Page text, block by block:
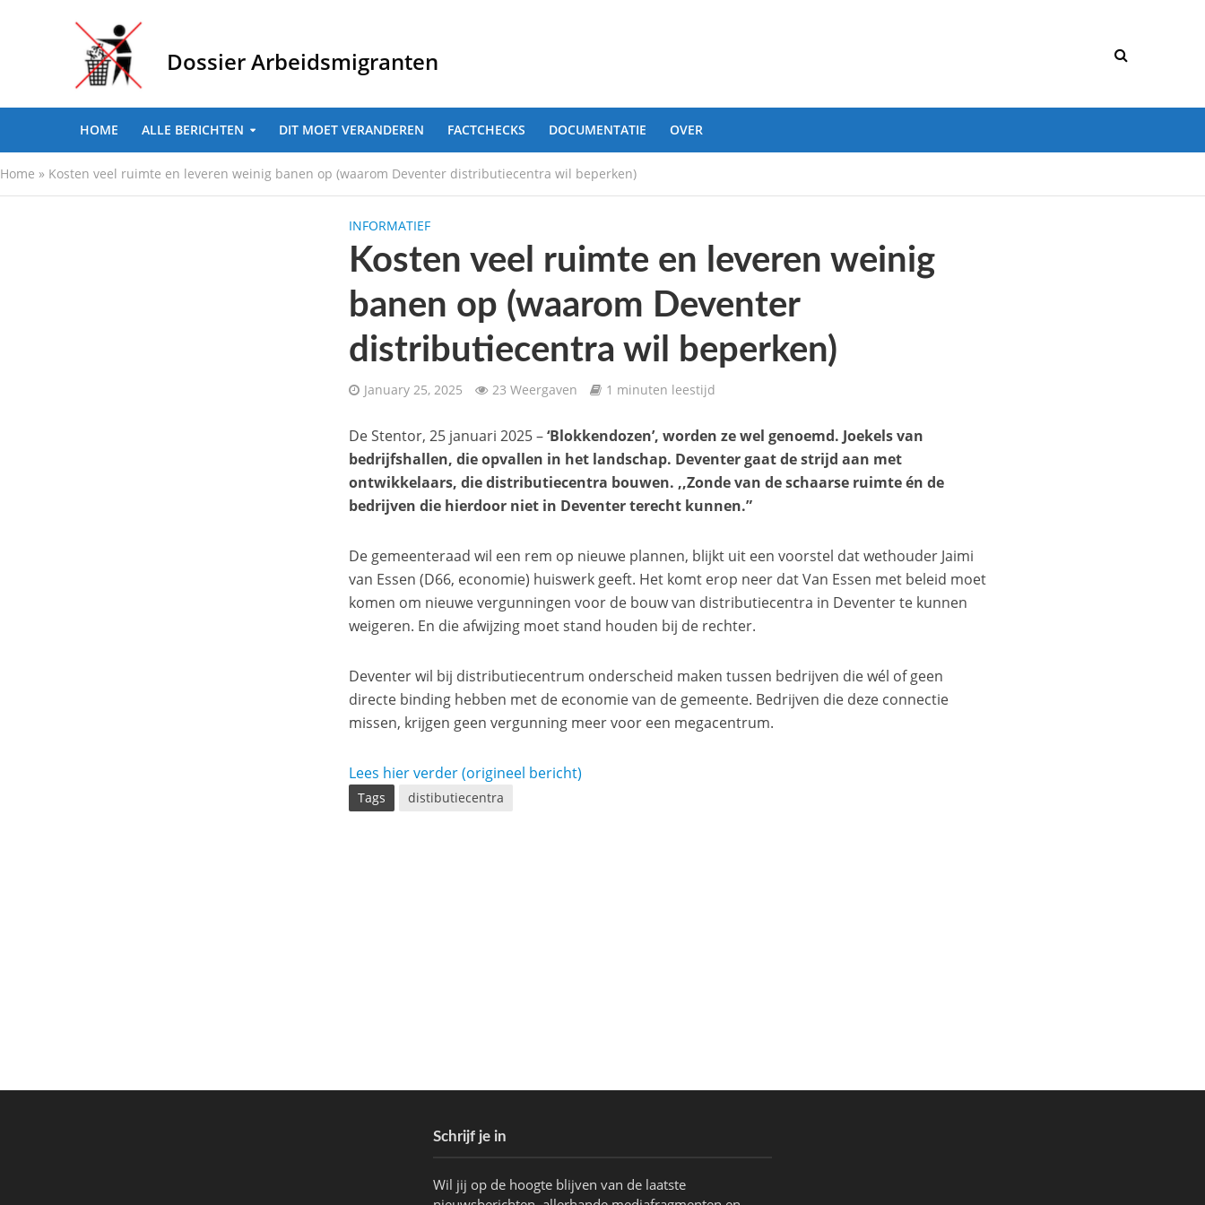
Dossier Arbeidsmigranten
HOME ALLE BERICHTEN DIT MOET VERANDEREN FACTCHECKS DOCUMENTATIE OVER
Home » Kosten veel ruimte en leveren weinig banen op (waarom Deventer distributiecentra wil beperken)
INFORMATIEF
Kosten veel ruimte en leveren weinig
banen op (waarom Deventer
distributiecentra wil beperken)
January 25, 2025 23 Weergaven 1 minuten leestijd
De Stentor, 25 januari 2025 –‘Blokkendozen’, worden ze wel genoemd. Joekels van
bedrijfshallen, die opvallen in het landschap. Deventer gaat de strijd aan met
ontwikkelaars, die distributiecentra bouwen. ,,Zonde van de schaarse ruimte én de
bedrijven die hierdoor niet in Deventer terecht kunnen.”
De gemeenteraad wil een rem op nieuwe plannen, blijkt uit een voorstel dat wethouder Jaimi
van Essen (D66, economie) huiswerk geeft. Het komt erop neer dat Van Essen met beleid moet
komen om nieuwe vergunningen voor de bouw van distributiecentra in Deventer te kunnen
weigeren. En die afwijzing moet stand houden bij de rechter.
Deventer wil bij distributiecentrum onderscheid maken tussen bedrijven die wél of geen
directe binding hebben met de economie van de gemeente. Bedrijven die deze connectie
missen, krijgen geen vergunning meer voor een megacentrum.
Lees hier verder (origineel bericht)
Tags distibutiecentra
Schrijf je in
Wil jij op de hoogte blijven van de laatste